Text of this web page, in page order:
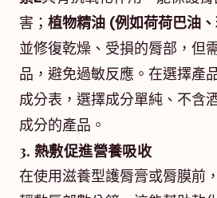
害； 植物精油 (例如荷荷巴油
並修復乾燥、受損的脣部，但
品，避免過敏反應。在選擇產
成分表，選擇成分單純、不含
成分的產品。
3. 熱敷促進營養吸收
在使用滋養型護脣膏或脣膜前